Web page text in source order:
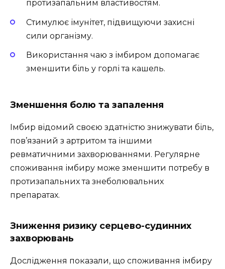
протизапальним властивостям.
Стимулює імунітет, підвищуючи захисні
сили організму.
Використання чаю з імбиром допомагає
зменшити біль у горлі та кашель.
Зменшення болю та запалення
Імбир відомий своєю здатністю знижувати біль,
пов’язаний з артритом та іншими
ревматичними захворюваннями. Регулярне
споживання імбиру може зменшити потребу в
протизапальних та знеболювальних
препаратах.
Зниження ризику серцево-судинних
захворювань
Дослідження показали, що споживання імбиру